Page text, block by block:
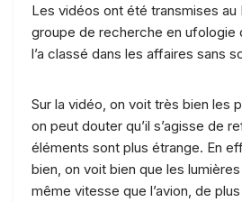
Les vidéos ont été transmises
groupe de recherche en ufologie
l’a classé dans les affaires sans
Sur la vidéo, on voit très bien les
on peut douter qu’il s’agisse de
éléments sont plus étrange. En
bien, on voit bien que les
même vitesse que l’avion, de